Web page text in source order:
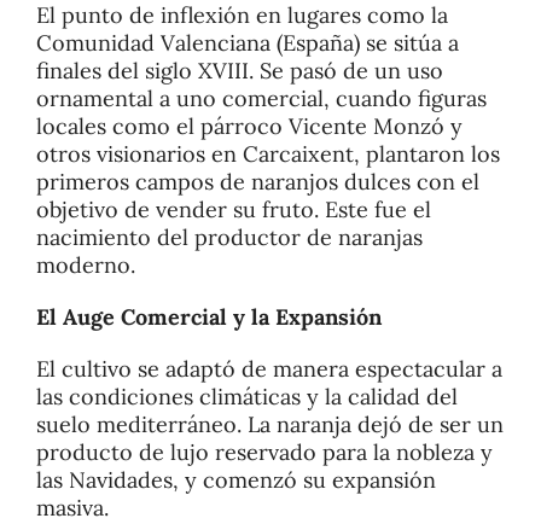
El punto de inflexión en lugares como la
Comunidad Valenciana (España) se sitúa a
finales del siglo XVIII. Se pasó de un uso
ornamental a uno comercial, cuando figuras
locales como el párroco Vicente Monzó y
otros visionarios en Carcaixent, plantaron los
primeros campos de naranjos dulces con el
objetivo de vender su fruto. Este fue el
nacimiento del productor de naranjas
moderno.
El Auge Comercial y la Expansión
El cultivo se adaptó de manera espectacular a
las condiciones climáticas y la calidad del
suelo mediterráneo. La naranja dejó de ser un
producto de lujo reservado para la nobleza y
las Navidades, y comenzó su expansión
masiva.